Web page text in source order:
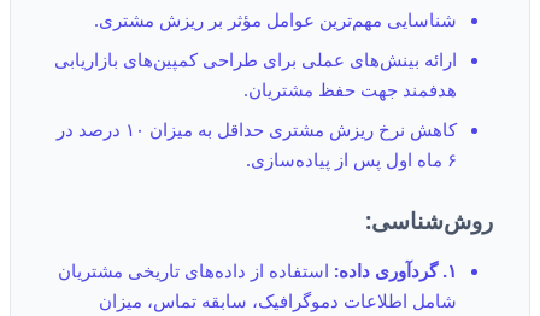
شناسایی مهم‌ترین عوامل مؤثر بر ریزش مشتری.
ارائه بینش‌های عملی برای طراحی کمپین‌های بازاریابی
هدفمند جهت حفظ مشتریان.
کاهش نرخ ریزش مشتری حداقل به میزان ۱۰ درصد در
۶ ماه اول پس از پیاده‌سازی.
روش‌شناسی:
۱. گردآوری داده:
استفاده از داده‌های تاریخی مشتریان
شامل اطلاعات دموگرافیک، سابقه تماس، میزان